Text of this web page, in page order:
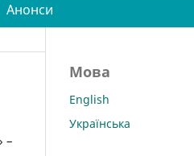
Анонси
–
Мова
English
Українська